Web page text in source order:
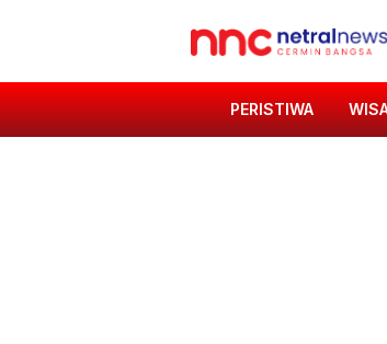
PERISTIWA